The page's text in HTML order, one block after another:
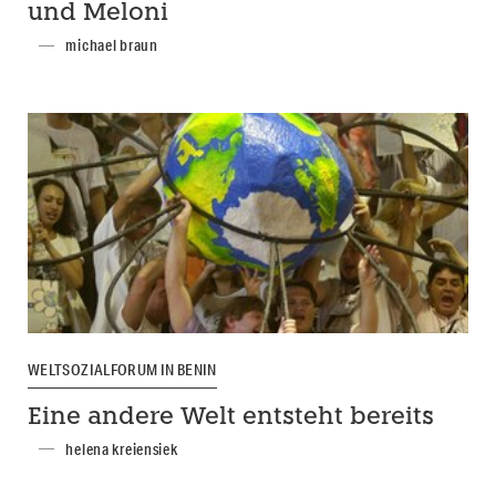
und Meloni
michael braun
WELTSOZIALFORUM IN BENIN
Eine andere Welt entsteht bereits
helena kreiensiek